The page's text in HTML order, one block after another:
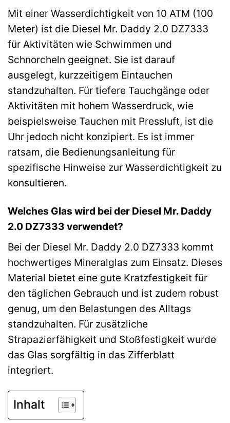
Mit einer Wasserdichtigkeit von 10 ATM (100
Meter) ist die Diesel Mr. Daddy 2.0 DZ7333
für Aktivitäten wie Schwimmen und
Schnorcheln geeignet. Sie ist darauf
ausgelegt, kurzzeitigem Eintauchen
standzuhalten. Für tiefere Tauchgänge oder
Aktivitäten mit hohem Wasserdruck, wie
beispielsweise Tauchen mit Pressluft, ist die
Uhr jedoch nicht konzipiert. Es ist immer
ratsam, die Bedienungsanleitung für
spezifische Hinweise zur Wasserdichtigkeit zu
konsultieren.
Welches Glas wird bei der Diesel Mr. Daddy
2.0 DZ7333 verwendet?
Bei der Diesel Mr. Daddy 2.0 DZ7333 kommt
hochwertiges Mineralglas zum Einsatz. Dieses
Material bietet eine gute Kratzfestigkeit für
den täglichen Gebrauch und ist zudem robust
genug, um den Belastungen des Alltags
standzuhalten. Für zusätzliche
Strapazierfähigkeit und Stoßfestigkeit wurde
das Glas sorgfältig in das Zifferblatt
integriert.
Inhalt